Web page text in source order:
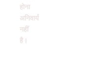
होना
अनिवार्य
नहीं
है।